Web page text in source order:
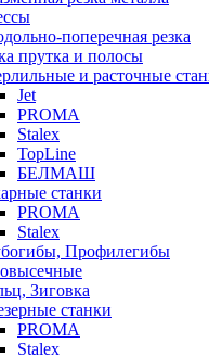
поперечная резка
прутка и полосы
и расточные
Jet
PROMA
Stalex
TopLine
БЕЛМАШ
станки
PROMA
Stalex
Профилегибы
Зиговка
станки
PROMA
Stalex